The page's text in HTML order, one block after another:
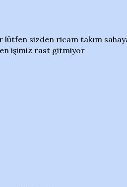
lütfen sizden ricam takım
işimiz rast gitmiyor